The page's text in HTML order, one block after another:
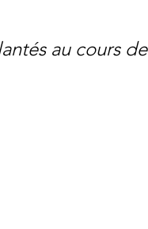
au cours de